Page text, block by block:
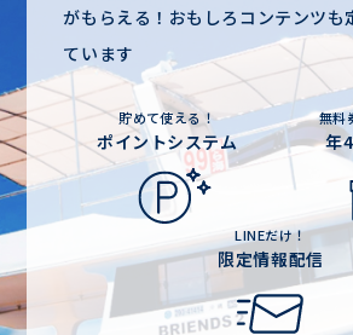
がもらえる！ おもしろコンテンツも
ています
貯めて使える！
ポイントシステム
無料
年
LINEだけ！
限定情報配信